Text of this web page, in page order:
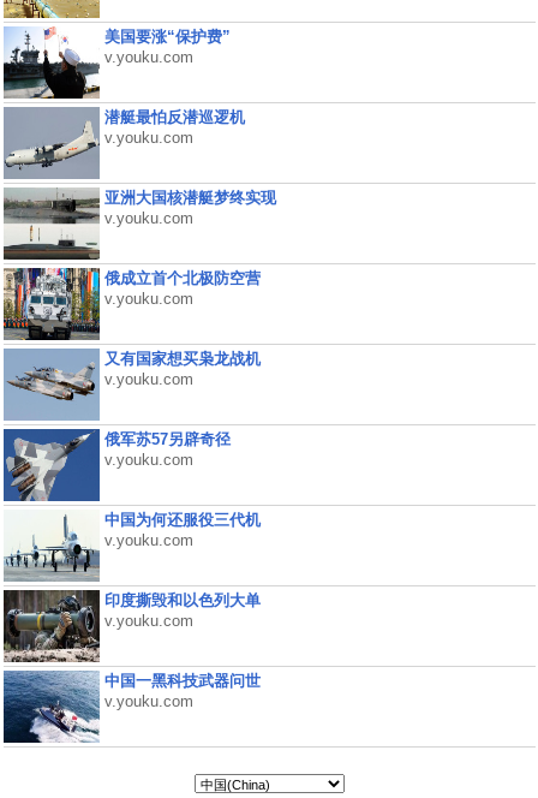
美国要涨“保护费”
v.youku.com
潜艇最怕反潜巡逻机
v.youku.com
亚洲大国核潜艇梦终实现
v.youku.com
俄成立首个北极防空营
v.youku.com
又有国家想买枭龙战机
v.youku.com
俄军苏57另辟奇径
v.youku.com
中国为何还服役三代机
v.youku.com
印度撕毁和以色列大单
v.youku.com
中国一黑科技武器问世
v.youku.com